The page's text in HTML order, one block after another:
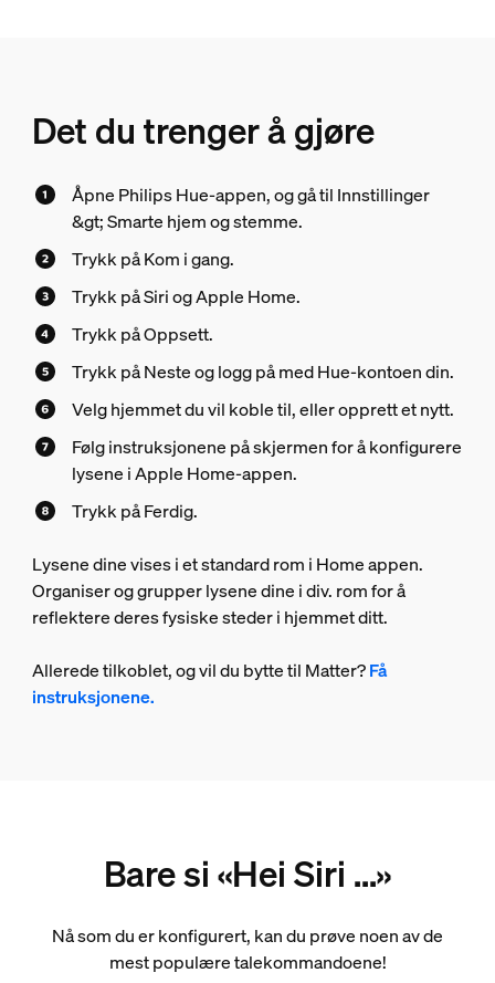
Det du trenger å gjøre
Åpne Philips Hue-appen, og gå til Innstillinger
&gt; Smarte hjem og stemme.
Trykk på Kom i gang.
Trykk på Siri og Apple Home.
Trykk på Oppsett.
Trykk på Neste og logg på med Hue-kontoen din.
Velg hjemmet du vil koble til, eller opprett et nytt.
Følg instruksjonene på skjermen for å konfigurere
lysene i Apple Home-appen.
Trykk på Ferdig.
Lysene dine vises i et standard rom i Home appen.
Organiser og grupper lysene dine i div. rom for å
reflektere deres fysiske steder i hjemmet ditt.
Allerede tilkoblet, og vil du bytte til Matter?Få
instruksjonene.
Bare si «Hei Siri ...»
Nå som du er konfigurert, kan du prøve noen av de
mest populære talekommandoene!